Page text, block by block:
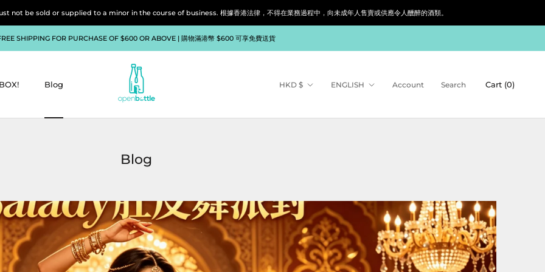
be sold or supplied to a minor in the course of business. 根據香港法律，不得在業務過程中，向未成年人售賣或供應令人醺醉的酒類。
SHIPPING FOR PURCHASE OF $600 OR ABOVE | 購物滿港幣 $600 可享免費送貨
Blog Currency
HKD $ Language
ENGLISH Account Search Cart (0)
Blog